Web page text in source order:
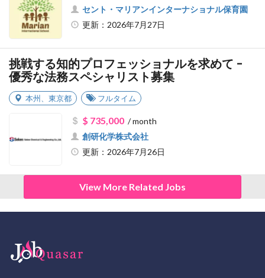
セント・マリアンインターナショナル保育園
更新：2026年7月27日
挑戦する知的プロフェッショナルを求めて -
優秀な法務スペシャリスト募集
本州 東京都 フルタイム
$ 735,000/ month
創研化学株式会社
更新：2026年7月26日
View More Related Jobs